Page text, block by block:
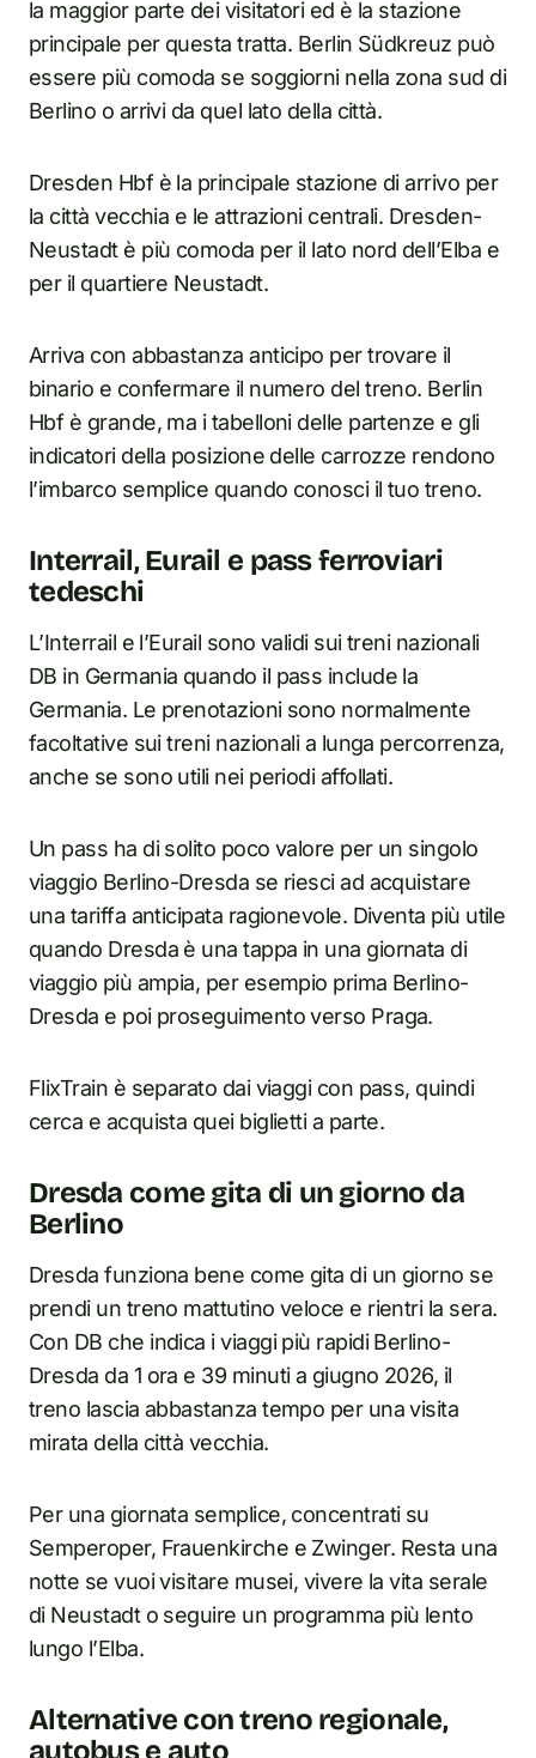
la maggior parte dei visitatori ed è la stazione
principale per questa tratta. Berlin Südkreuz può
essere più comoda se soggiorni nella zona sud di
Berlino o arrivi da quel lato della città.
Dresden Hbf è la principale stazione di arrivo per
la città vecchia e le attrazioni centrali. Dresden-
Neustadt è più comoda per il lato nord dell’Elba e
per il quartiere Neustadt.
Arriva con abbastanza anticipo per trovare il
binario e confermare il numero del treno. Berlin
Hbf è grande, ma i tabelloni delle partenze e gli
indicatori della posizione delle carrozze rendono
l’imbarco semplice quando conosci il tuo treno.
Interrail, Eurail e pass ferroviari
tedeschi
L’Interrail e l’Eurail sono validi sui treni nazionali
DB in Germania quando il pass include la
Germania. Le prenotazioni sono normalmente
facoltative sui treni nazionali a lunga percorrenza,
anche se sono utili nei periodi affollati.
Un pass ha di solito poco valore per un singolo
viaggio Berlino-Dresda se riesci ad acquistare
una tariffa anticipata ragionevole. Diventa più utile
quando Dresda è una tappa in una giornata di
viaggio più ampia, per esempio prima Berlino-
Dresda e poi proseguimento verso Praga.
FlixTrain è separato dai viaggi con pass, quindi
cerca e acquista quei biglietti a parte.
Dresda come gita di un giorno da
Berlino
Dresda funziona bene come gita di un giorno se
prendi un treno mattutino veloce e rientri la sera.
Con DB che indica i viaggi più rapidi Berlino-
Dresda da 1 ora e 39 minuti a giugno 2026, il
treno lascia abbastanza tempo per una visita
mirata della città vecchia.
Per una giornata semplice, concentrati su
Semperoper, Frauenkirche e Zwinger. Resta una
notte se vuoi visitare musei, vivere la vita serale
di Neustadt o seguire un programma più lento
lungo l’Elba.
Alternative con treno regionale,
autobus e auto